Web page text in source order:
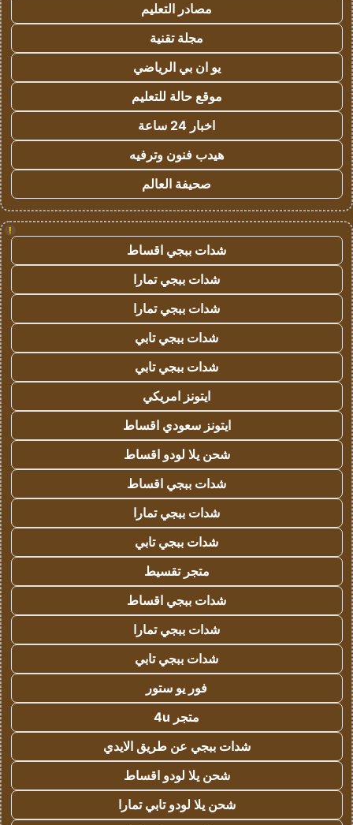
مصادر التعليم
مجلة تقنية
يو ان بي الرياضي
موقع حالة للتعليم
اخبار 24 ساعة
هيدب فنون وترفيه
صحيفة العالم
!
شدات ببجي اقساط
شدات ببجي تمارا
شدات ببجي تمارا
شدات ببجي تابي
شدات ببجي تابي
ايتونز امريكي
ايتونز سعودي اقساط
شحن يلا لودو اقساط
شدات ببجي اقساط
شدات ببجي تمارا
شدات ببجي تابي
متجر تقسيط
شدات ببجي اقساط
شدات ببجي تمارا
شدات ببجي تابي
فور يو ستور
متجر 4u
شدات ببجي عن طريق الايدي
شحن يلا لودو اقساط
شحن يلا لودو تابي تمارا